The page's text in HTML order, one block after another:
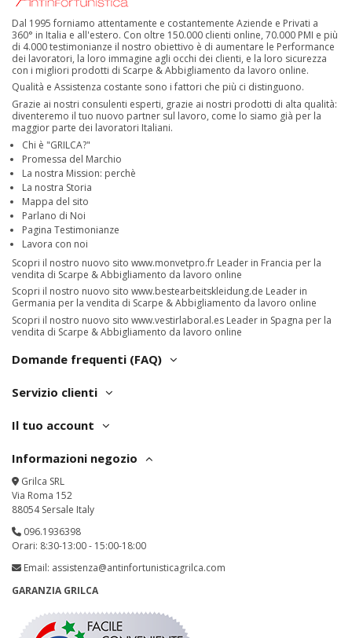
Dal 1995 forniamo attentamente e costantemente Aziende e Privati a
360° in Italia e all'estero. Con oltre 150.000 clienti online, 70.000 PMI e più
di 4.000 testimonianze il nostro obiettivo è di aumentare le Performance
dei lavoratori, la loro immagine agli occhi dei clienti, e la loro sicurezza
con i migliori prodotti di Scarpe & Abbigliamento da lavoro online.
Qualità e Assistenza costante sono i fattori che più ci distinguono.
Grazie ai nostri consulenti esperti, grazie ai nostri prodotti di alta qualità:
diventeremo il tuo nuovo partner sul lavoro, come lo siamo già per la
maggior parte dei lavoratori Italiani.
Chi è "GRILCA?"
Promessa del Marchio
La nostra Mission: perchè
La nostra Storia
Mappa del sito
Parlano di Noi
Pagina Testimonianze
Lavora con noi
Scopri il nostro nuovo sito www.monvetpro.fr Leader in Francia per la
vendita di Scarpe & Abbigliamento da lavoro online
Scopri il nostro nuovo sito www.bestearbeitskleidung.de Leader in
Germania per la vendita di Scarpe & Abbigliamento da lavoro online
Scopri il nostro nuovo sito www.vestirlaboral.es Leader in Spagna per la
vendita di Scarpe & Abbigliamento da lavoro online
Domande frequenti (FAQ)
Servizio clienti
Il tuo account
Informazioni negozio
Grilca SRL
Via Roma 152
88054 Sersale Italy
096.1936398
Orari: 8:30-13:00 - 15:00-18:00
Email: assistenza@antinfortunisticagrilca.com
GARANZIA GRILCA